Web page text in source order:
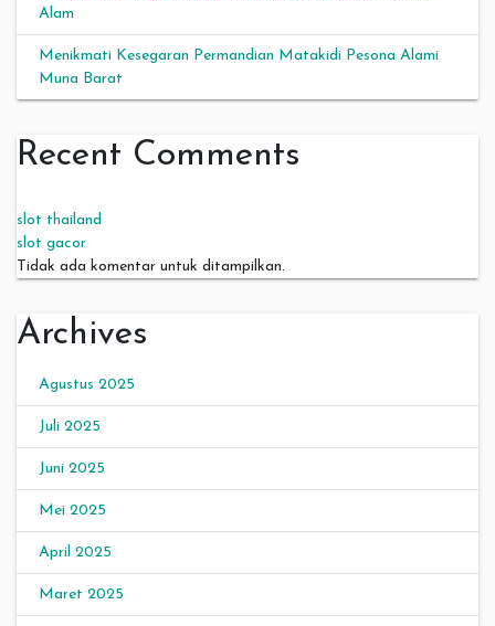
Alam
Menikmati Kesegaran Permandian Matakidi Pesona Alami
Muna Barat
Recent Comments
slot thailand
slot gacor
Tidak ada komentar untuk ditampilkan.
Archives
Agustus 2025
Juli 2025
Juni 2025
Mei 2025
April 2025
Maret 2025